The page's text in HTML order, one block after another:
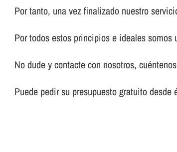
Por tanto, una vez finalizado nuestro
Por todos estos principios e ideales
No dude y contacte con nosotros,
Puede pedir su presupuesto gratuito